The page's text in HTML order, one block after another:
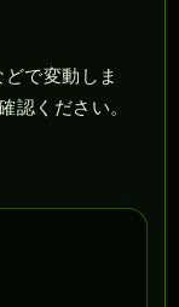
で変動しま
認ください。